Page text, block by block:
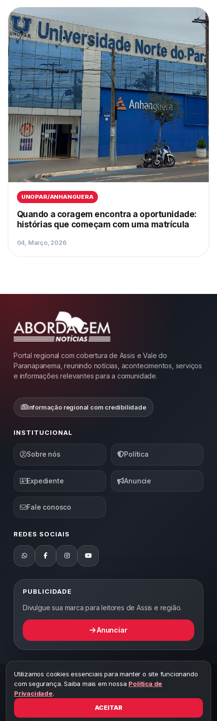
UNOPAR/ANHANGUERA
Quando a coragem encontra a oportunidade:
histórias que começam com uma matrícula
04, Março, 2026
Portal regional com cobertura de Assis e Vale do
Paranapanema, reunindo notícias, acontecimentos, serviços
e informações relevantes para a comunidade.
Informação regional com credibilidade
INSTITUCIONAL
Sobre nós Política
Expediente Anuncie
Fale conosco
REDES SOCIAIS
PUBLICIDADE
Divulgue sua marca para leitores de Assis e região.
Anunciar
2026 ©Abordagem Notícias— Todos os direitos reservados —
Desenvolvido por WEB5.
A cópia total ou parcial desta página implicará ao autor sob pena de
Toda reprodução deste conteúdo sem citar o link do site está sujeita
Utilizamos cookies essenciais para manter o site funcionando
com segurança. Saiba mais em nossa Política de
Privacidade.
ACEITAR